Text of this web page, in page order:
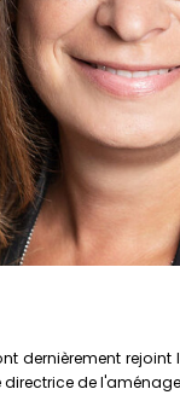
dernièrement
de